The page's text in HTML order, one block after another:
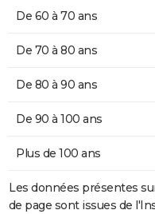
De 60 à 70 ans
De 70 à 80 ans
De 80 à 90 ans
De 90 à 100 ans
Plus de 100 ans
Les données présentes
de page sont issues de